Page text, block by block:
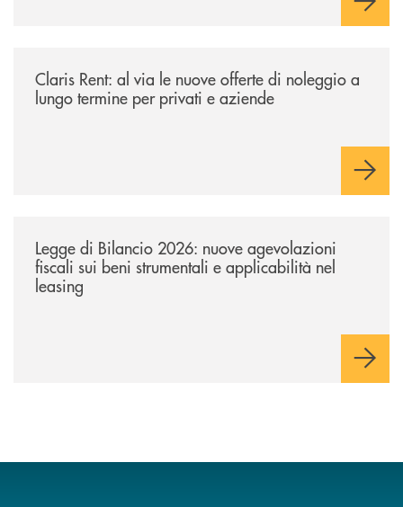
Claris Rent: al via le nuove offerte di noleggio a
lungo termine per privati e aziende
Legge di Bilancio 2026: nuove agevolazioni
fiscali sui beni strumentali e applicabilità nel
leasing